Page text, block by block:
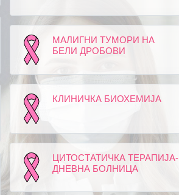
МАЛИГНИ ТУМОРИ НА
БЕЛИ ДРОБОВИ
КЛИНИЧКА БИОХЕМИЈА
ЦИТОСТАТИЧКА ТЕРАПИЈА-
ДНЕВНА БОЛНИЦА